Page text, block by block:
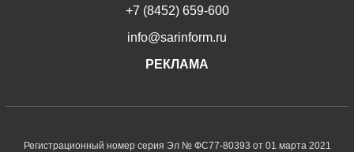
+7 (8452) 659-600
info@sarinform.ru
РЕКЛАМА
Регистрационный номер серия Эл № ФС77-80393 от 01 марта 2021